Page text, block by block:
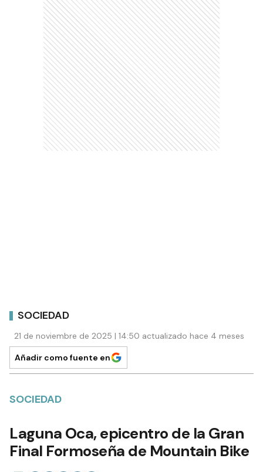
SOCIEDAD
21 de noviembre de 2025 | 14:50 actualizado hace 4 meses
Añadir como fuente en
SOCIEDAD
Laguna Oca, epicentro de la Gran
Final Formoseña de Mountain Bike